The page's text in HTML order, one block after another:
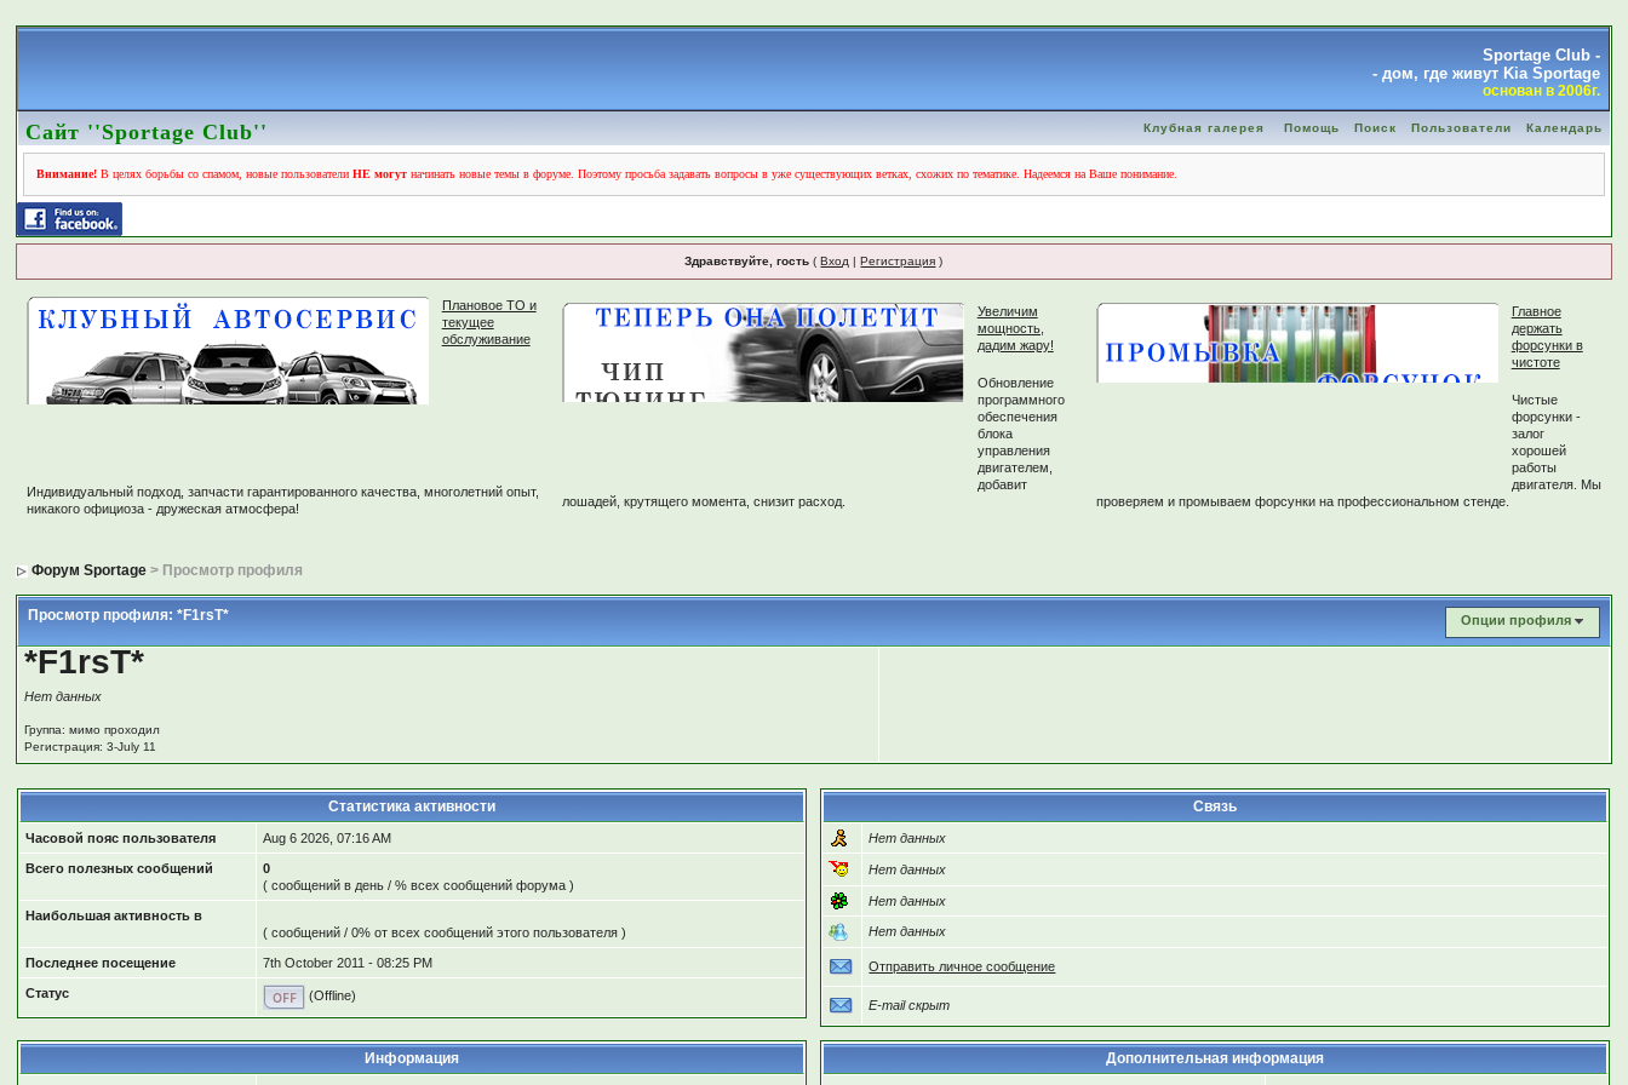
Sportage Club -
- дом, где живут Kia Sportage
основан в 2006г.
Сайт ''Sportage Club'' Клубная галерея Помощь Поиск Пользователи Календарь
Внимание! В целях борьбы со спамом, новые пользователиНЕ могут начинать новые темы в форуме. Поэтому просьба задавать вопросы в уже существующих ветках, схожих по тематике. Надеемся на Ваше понимание.
Здравствуйте, гость (Вход |Регистрация )
Плановое ТО и
текущее
обслуживание
Индивидуальный подход, запчасти гарантированного качества, многолетний опыт,
никакого официоза - дружеская атмосфера!
Увеличим
мощность,
дадим жару!
Обновление
программного
обеспечения
блока
управления
двигателем,
добавит
лошадей, крутящего момента, снизит расход.
Главное
держать
форсунки в
чистоте
Чистые
форсунки -
залог
хорошей
работы
двигателя. Мы
проверяем и промываем форсунки на профессиональном стенде.
Форум Sportage > Просмотр профиля
Опции профиля
Просмотр профиля: *F1rsT*
*F1rsT*
Нет данных
Группа: мимо проходил
Регистрация: 3-July 11
Статистика активности
Часовой пояс пользователя Aug 6 2026, 07:16 AM
Всего полезных сообщений
0
( сообщений в день / % всех сообщений форума )
Наибольшая активность в
( сообщений / 0% от всех сообщений этого пользователя )
Последнее посещение 7th October 2011 - 08:25 PM
Статус (Offline)
Связь
Нет данных
Нет данных
Нет данных
Нет данных
Отправить личное сообщение
E-mail скрыт
Информация Дополнительная информация